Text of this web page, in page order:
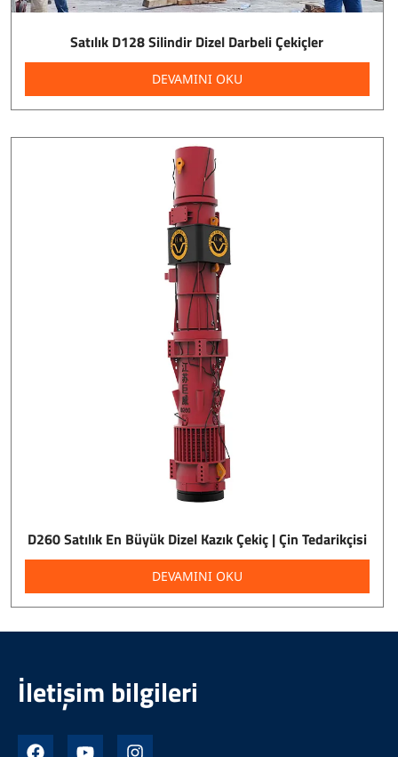
Satılık D128 Silindir Dizel Darbeli Çekiçler
DEVAMINI OKU
D260 Satılık En Büyük Dizel Kazık Çekiç | Çin Tedarikçisi
DEVAMINI OKU
İletişim bilgileri
F Y I